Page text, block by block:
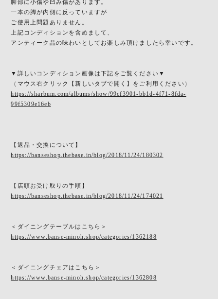
脚部に小傷や凹み傷があります。
一本の脚が内側に反っていますが
ご使用上問題ありません。
上記コンディションを含めまして、
アンティーク品の味わいとしてお楽しみ頂けましたら幸いです。
▼詳しいコンディション画像は下記をご覧ください▼
（マウス右クリック【新しいタブで開く】をご利用ください）
https://sharbum.com/albums/show/99cf3901-bb1d-4f71-8fda-
99f5309e16eb
【返品・交換について】
https://banseshop.thebase.in/blog/2018/11/24/180302
【店頭お受け取りの手順】
https://banseshop.thebase.in/blog/2018/11/24/174021
＜ダイニングテーブルはこちら＞
https://www.banse-minoh.shop/categories/1362188
＜ダイニングチェアはこちら＞
https://www.banse-minoh.shop/categories/1362808